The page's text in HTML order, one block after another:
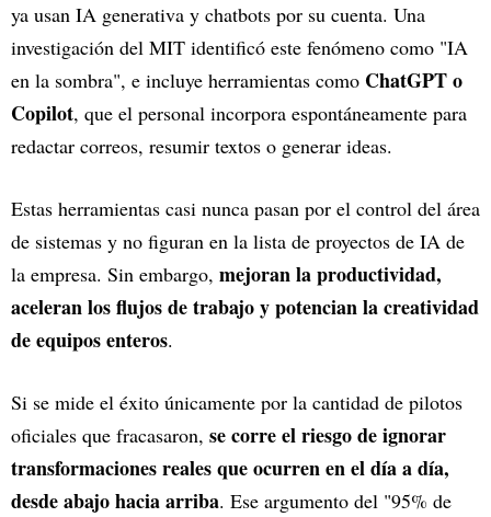
ya usan IA generativa y chatbots por su cuenta. Una
investigación del MIT identificó este fenómeno como "IA
en la sombra", e incluye herramientas como ChatGPT o
Copilot, que el personal incorpora espontáneamente para
redactar correos, resumir textos o generar ideas.
Estas herramientas casi nunca pasan por el control del área
de sistemas y no figuran en la lista de proyectos de IA de
la empresa. Sin embargo, mejoran la productividad,
aceleran los flujos de trabajo y potencian la creatividad
de equipos enteros.
Si se mide el éxito únicamente por la cantidad de pilotos
oficiales que fracasaron, se corre el riesgo de ignorar
transformaciones reales que ocurren en el día a día,
desde abajo hacia arriba. Ese argumento del "95% de